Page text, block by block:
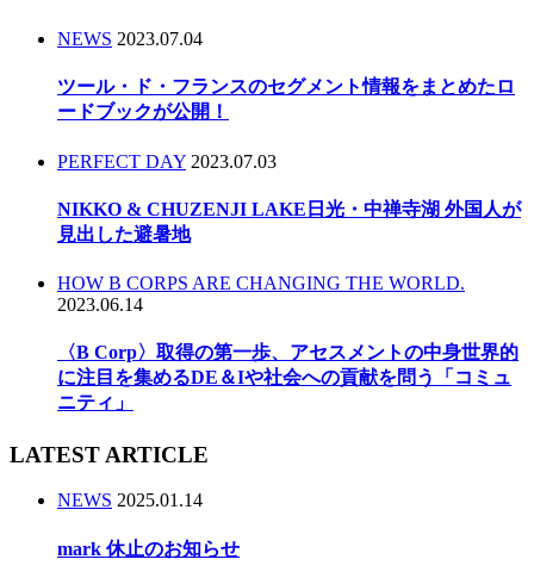
NEWS 2023.07.04
ツール・ド・フランスのセグメント情報をまとめたロ
ードブックが公開！
PERFECT DAY 2023.07.03
NIKKO & CHUZENJI LAKE日光・中禅寺湖 外国人が
見出した避暑地
HOW B CORPS ARE CHANGING THE WORLD.
2023.06.14
〈B Corp〉取得の第一歩、アセスメントの中身世界的
に注目を集めるDE＆Iや社会への貢献を問う「コミュ
ニティ」
LATEST ARTICLE
NEWS 2025.01.14
mark 休止のお知らせ